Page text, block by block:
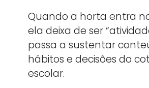
Quando a horta entra
ela deixa de ser
passa a sustentar
hábitos e decisões do
escolar.